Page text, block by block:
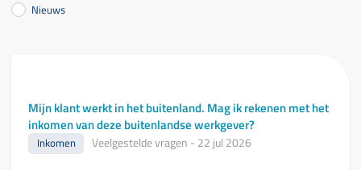
Nieuws
Mijn klant werkt in het buitenland. Mag ik rekenen met het
inkomen van deze buitenlandse werkgever?
Inkomen Veelgestelde vragen - 22 jul 2026